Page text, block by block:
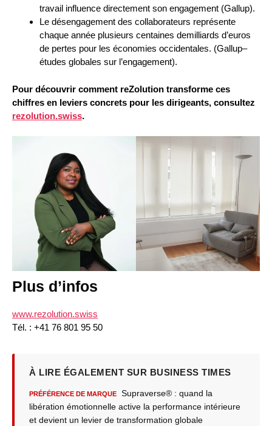
travail influence directement son engagement (Gallup).
Le désengagement des collaborateurs représente
chaque année plusieurs centaines demilliards d’euros
de pertes pour les économies occidentales. (Gallup–
études globales sur l’engagement).
Pour découvrir comment reZolution transforme ces
chiffres en leviers concrets pour les dirigeants, consultez
rezolution.swiss.
Plus d’infos
www.rezolution.swiss
Tél. : +41 76 801 95 50
À LIRE ÉGALEMENT SUR BUSINESS TIMES
PRÉFÉRENCE DE MARQUE
Supraverse® : quand la
libération émotionnelle active la performance intérieure
et devient un levier de transformation globale